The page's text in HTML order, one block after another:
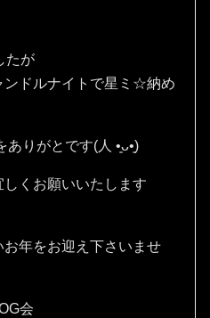
たが
ンドルナイトで星ミ☆納め
りがとです(⁠人⁠ ⁠•͈⁠ᴗ⁠•͈⁠)
くお願いいたします
年をお迎え下さいませ
会